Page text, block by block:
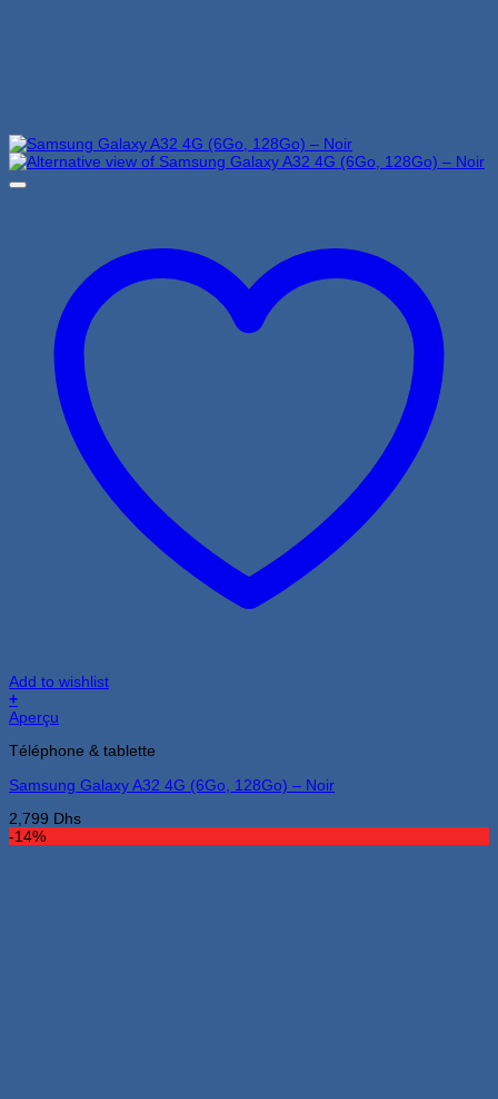
Add to wishlist
+
Aperçu
Téléphone & tablette
Samsung Galaxy A32 4G (6Go, 128Go) – Noir
2,799 Dhs
-14%